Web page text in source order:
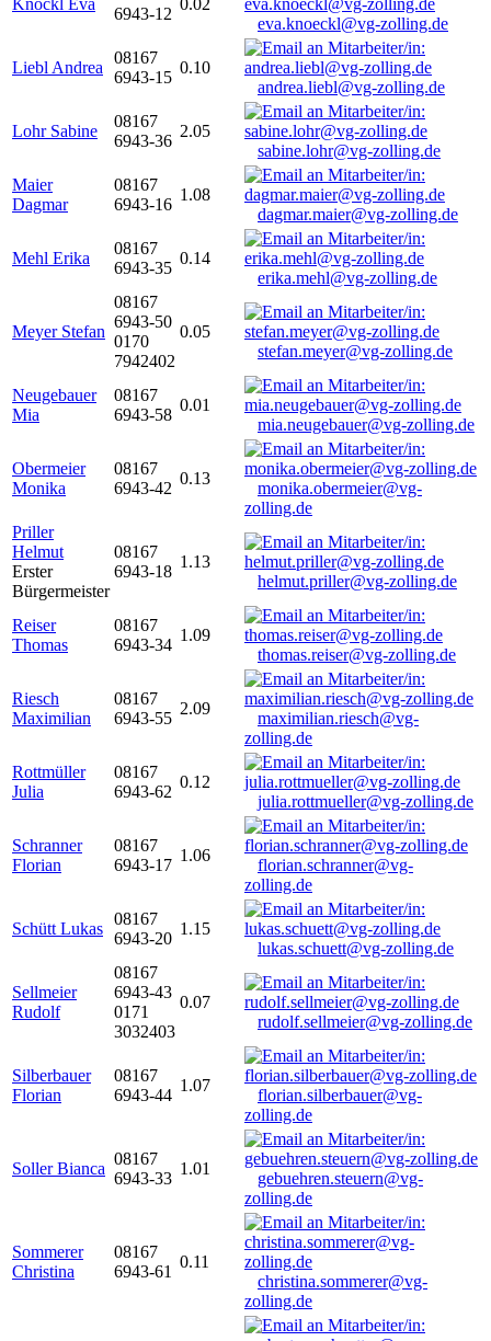
Knöckl Eva
6943-12
0.02
eva.knoeckl@vg-zolling.de
Liebl Andrea
08167
6943-15
0.10
andrea.liebl@vg-zolling.de
Lohr Sabine
08167
6943-36
2.05
sabine.lohr@vg-zolling.de
Maier
Dagmar
08167
6943-16
1.08
dagmar.maier@vg-zolling.de
Mehl Erika
08167
6943-35
0.14
erika.mehl@vg-zolling.de
Meyer Stefan
08167
6943-50
0170
7942402
0.05
stefan.meyer@vg-zolling.de
Neugebauer
Mia
08167
6943-58
0.01
mia.neugebauer@vg-zolling.de
Obermeier
Monika
08167
6943-42
0.13
monika.obermeier@vg-
zolling.de
Priller
Helmut
Erster
Bürgermeister
08167
6943-18
1.13
helmut.priller@vg-zolling.de
Reiser
Thomas
08167
6943-34
1.09
thomas.reiser@vg-zolling.de
Riesch
Maximilian
08167
6943-55
2.09
maximilian.riesch@vg-
zolling.de
Rottmüller
Julia
08167
6943-62
0.12
julia.rottmueller@vg-zolling.de
Schranner
Florian
08167
6943-17
1.06
florian.schranner@vg-
zolling.de
Schütt Lukas
08167
6943-20
1.15
lukas.schuett@vg-zolling.de
Sellmeier
Rudolf
08167
6943-43
0171
3032403
0.07
rudolf.sellmeier@vg-zolling.de
Silberbauer
Florian
08167
6943-44
1.07
florian.silberbauer@vg-
zolling.de
Soller Bianca
08167
6943-33
1.01
gebuehren.steuern@vg-
zolling.de
Sommerer
Christina
08167
6943-61
0.11
christina.sommerer@vg-
zolling.de